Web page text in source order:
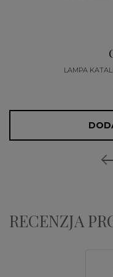
LAMPA
RECENZJA